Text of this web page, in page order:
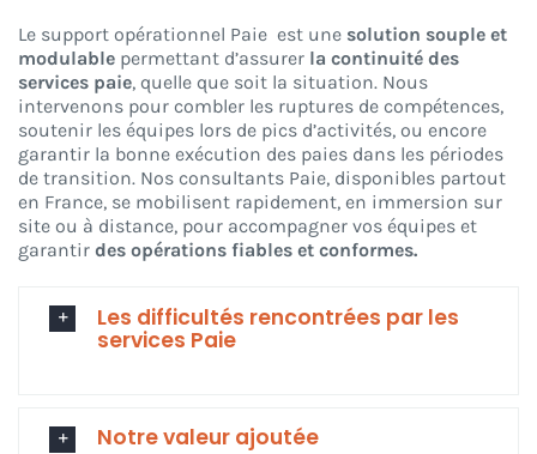
Le support opérationnel Paie est une solution souple et
modulable permettant d’assurer la continuité des
services paie, quelle que soit la situation. Nous
intervenons pour combler les ruptures de compétences,
soutenir les équipes lors de pics d’activités, ou encore
garantir la bonne exécution des paies dans les périodes
de transition. Nos consultants Paie, disponibles partout
en France, se mobilisent rapidement, en immersion sur
site ou à distance, pour accompagner vos équipes et
garantir des opérations fiables et conformes.
Les difficultés rencontrées par les
services Paie
Notre valeur ajoutée